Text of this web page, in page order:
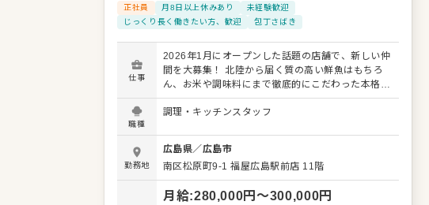
正社員 月8日以上休みあり
未経験歓迎
じっくり長く働きたい方、歓迎
包丁さばき
仕事
2026年1月にオープンした話題の店舗で、新しい仲
間を大募集！ 北陸から届く質の高い鮮魚はもちろ
ん、お米や調味料にまで徹底的にこだわった本格的
なお寿司や和食一品料理を提供する、大人気の回転
寿司店が広島に初上陸しました。 私たちが募集す
せて段階的にお仕事をお任せしていくので、安心し
て飛び込んできてください！ お任せする具体的な
お仕事内容です。 ・食材のカットや盛り付け（包丁
の扱い方や、キッチンの雰囲気に慣れることからス
職種
調理・キッチンスタッフ
勤務地
広島県／広島市
南区松原町9-1 福屋広島駅前店 11階
月給:280,000円〜300,000円